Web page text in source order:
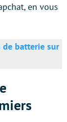
en vous
de batterie sur